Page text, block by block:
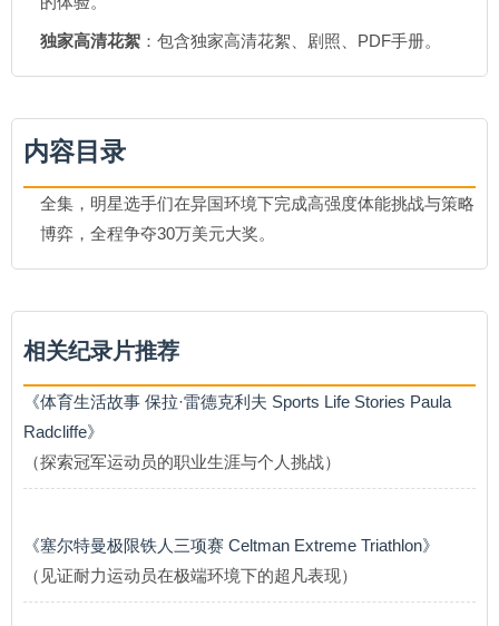
独家高清花絮 ：包含独家高清花絮、剧照、PDF手册。
内容目录
全集，明星选手们在异国环境下完成高强度体能挑战与策略
博弈，全程争夺30万美元大奖。
相关纪录片推荐
《体育生活故事 保拉·雷德克利夫 Sports Life Stories Paula
Radcliffe》
（探索冠军运动员的职业生涯与个人挑战）
《塞尔特曼极限铁人三项赛 Celtman Extreme Triathlon》
（见证耐力运动员在极端环境下的超凡表现）